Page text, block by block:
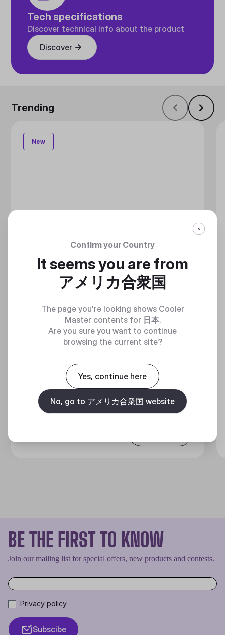
Tech specifications
Discover technical info about the product
Discover
Trending
New
MASTERLIQUID ATMOS II LCD
360 DEGREES OF COOL​
BE THE FIRST TO KNOW
Join our mailing list for special offers, new products and contests.
Privacy policy
Subscibe
Confirm your Country
It seems you are from
アメリカ合衆国
The page you're looking shows Cooler
Master contents for 日本.
Are you sure you want to continue
browsing the current site?
Yes, continue here
No, go to アメリカ合衆国 website